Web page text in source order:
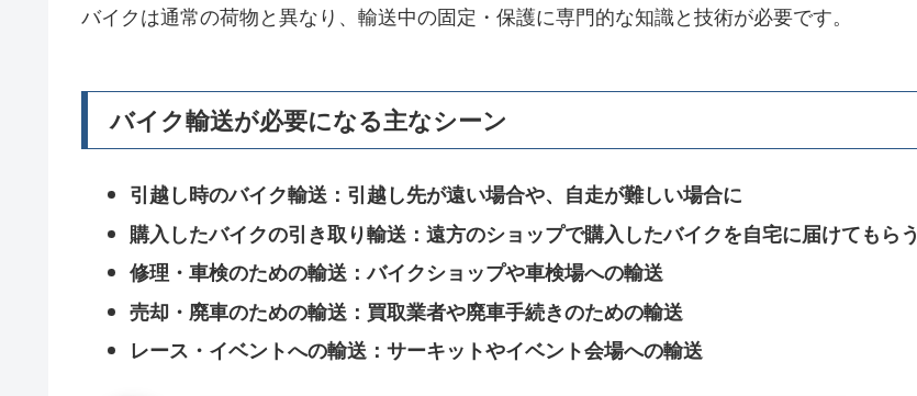
バイクは通常の荷物と異なり、輸送中の固定・保護に専門的な知識と技術が必要です。
バイク輸送が必要になる主なシーン
引越し時のバイク輸送：引越し先が遠い場合や、自走が難しい場合に
購入したバイクの引き取り輸送：遠方のショップで購入したバイクを自宅に届けてもらう
修理・車検のための輸送：バイクショップや車検場への輸送
売却・廃車のための輸送：買取業者や廃車手続きのための輸送
レース・イベントへの輸送：サーキットやイベント会場への輸送